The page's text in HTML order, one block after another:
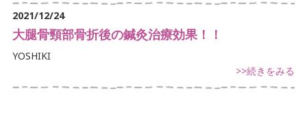
2021/12/24
大腿骨頸部骨折後の鍼灸治療効果！！
YOSHIKI
>>続きをみる